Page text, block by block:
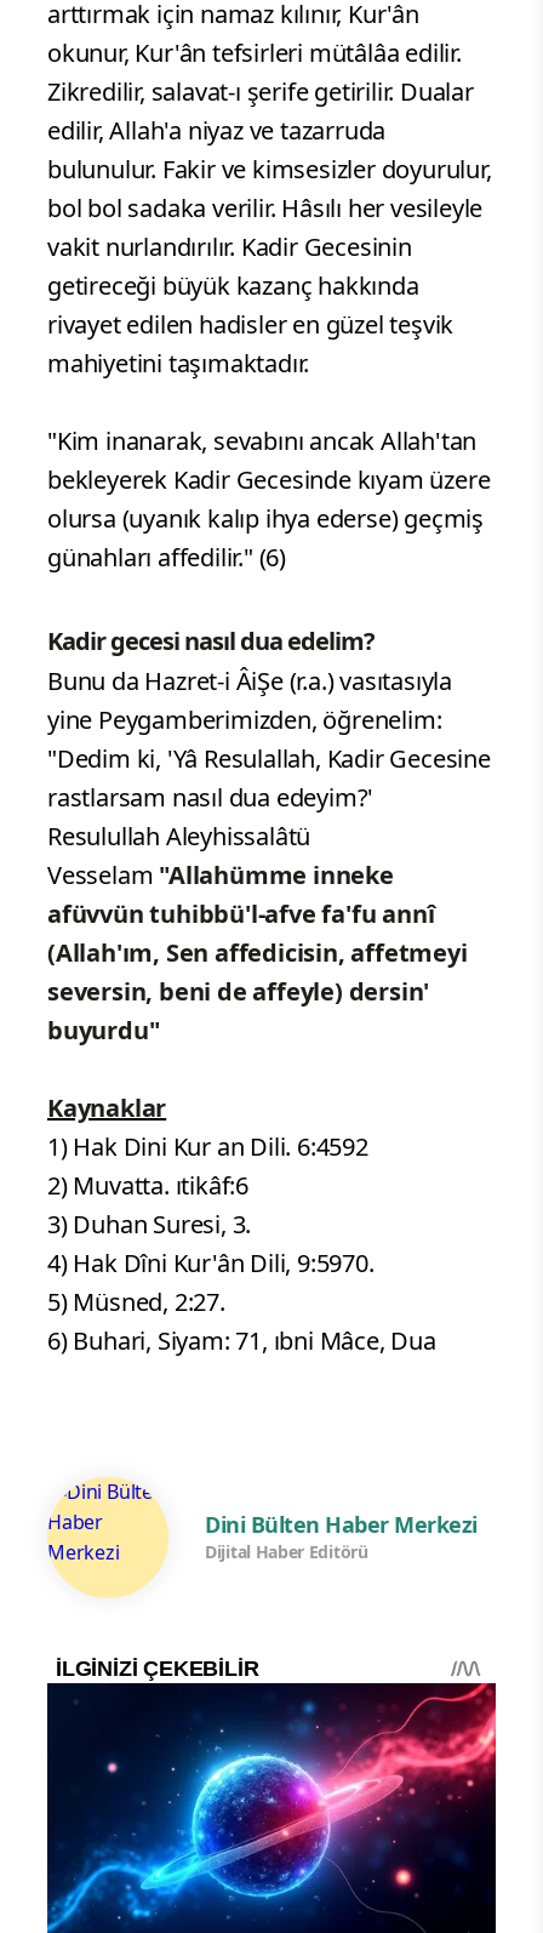
arttırmak için namaz kılınır, Kur'ân
okunur, Kur'ân tefsirleri mütâlâa edilir.
Zikredilir, salavat-ı şerife getirilir. Dualar
edilir, Allah'a niyaz ve tazarruda
bulunulur. Fakir ve kimsesizler doyurulur,
bol bol sadaka verilir. Hâsılı her vesileyle
vakit nurlandırılır. Kadir Gecesinin
getireceği büyük kazanç hakkında
rivayet edilen hadisler en güzel teşvik
mahiyetini taşımaktadır.
"Kim inanarak, sevabını ancak Allah'tan
bekleyerek Kadir Gecesinde kıyam üzere
olursa (uyanık kalıp ihya ederse) geçmiş
günahları affedilir." (6)
Kadir gecesi nasıl dua edelim?
Bunu da Hazret-i ÂiŞe (r.a.) vasıtasıyla
yine Peygamberimizden, öğrenelim:
"Dedim ki, 'Yâ Resulallah, Kadir Gecesine
rastlarsam nasıl dua edeyim?'
Resulullah Aleyhissalâtü
Vesselam "Allahümme inneke
afüvvün tuhibbü'l-afve fa'fu annî
(Allah'ım, Sen affedicisin, affetmeyi
seversin, beni de affeyle) dersin'
buyurdu"
Kaynaklar
1) Hak Dini Kur an Dili. 6:4592
2) Muvatta. ıtikâf:6
3) Duhan Suresi, 3.
4) Hak Dîni Kur'ân Dili, 9:5970.
5) Müsned, 2:27.
6) Buhari, Siyam: 71, ıbni Mâce, Dua
Dini Bülten Haber Merkezi
Dijital Haber Editörü